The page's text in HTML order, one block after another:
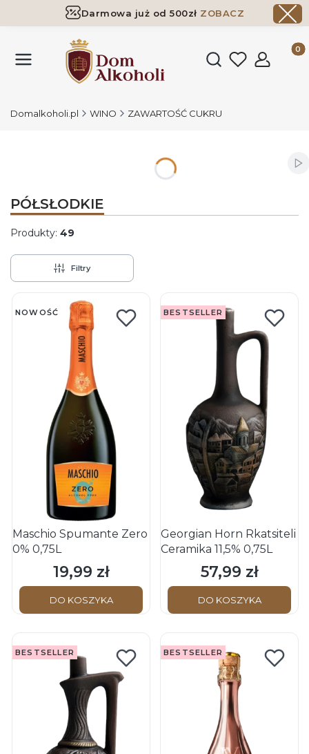
Darmowa już od 500zł ZOBACZ
Otwórz
Domalkoholi.pl WINO ZAWARTOŚĆ CUKRU
PÓŁSŁODKIE
Produkty: 49
Filtry
Lista produktów
NOWOŚĆ
Maschio Spumante Zero
0% 0,75L
Cena
19,99 zł
DO KOSZYKA
BESTSELLER
Georgian Horn Rkatsiteli
Ceramika 11,5% 0,75L
Cena
57,99 zł
DO KOSZYKA
BESTSELLER BESTSELLER